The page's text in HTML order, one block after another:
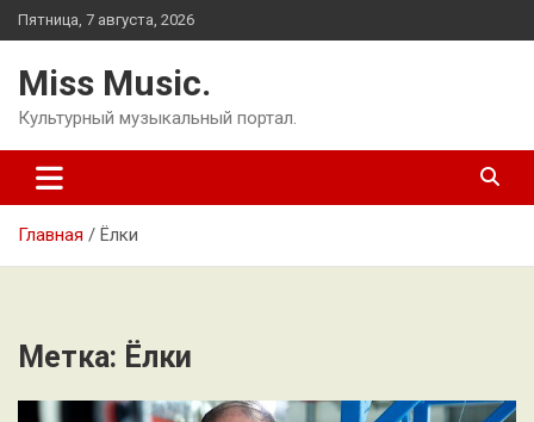
Перейти
к
Пятница, 7 августа, 2026
Miss Music.
Культурный музыкальный портал.
Главная Ёлки
Метка: Ёлки